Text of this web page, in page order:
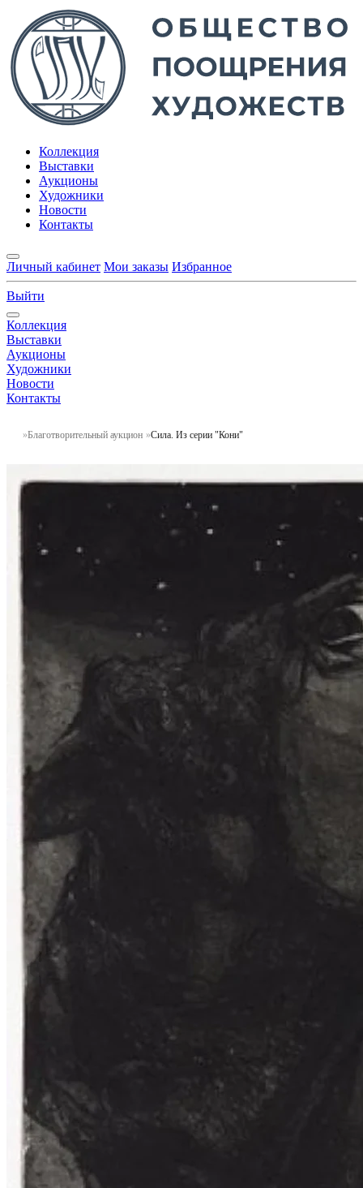
Коллекция
Выставки
Аукционы
Художники
Новости
Контакты
Личный кабинет Мои заказы Избранное
Выйти
Коллекция
Выставки
Аукционы
Художники
Новости
Контакты
Благотворительный аукцион Сила. Из серии "Кони"